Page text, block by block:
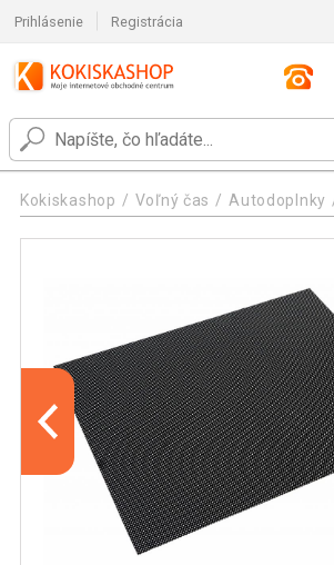
Prihlásenie Registrácia
Kokiskashop Voľný čas Autodoplnky